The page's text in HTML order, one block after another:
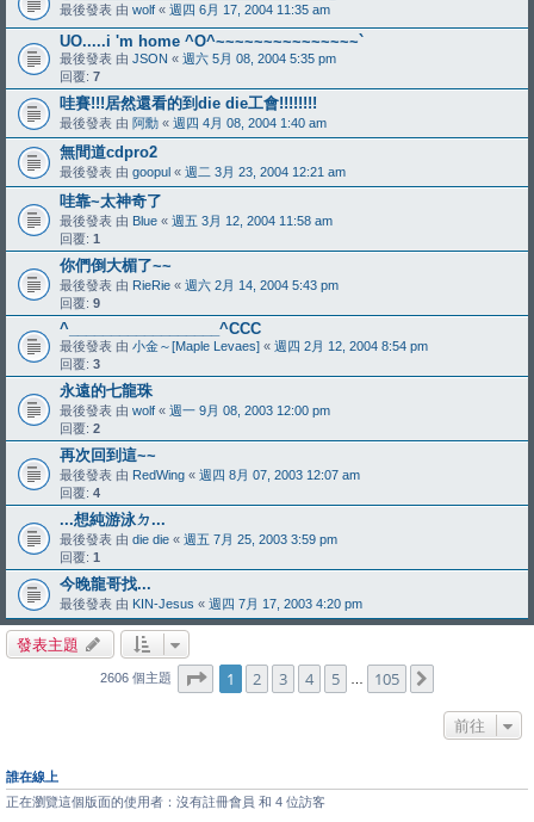
最後發表 由 wolf « 週四 6月 17, 2004 11:35 am
UO.....i 'm home ^O^~~~~~~~~~~~~~~~`
最後發表 由 JSON « 週六 5月 08, 2004 5:35 pm
回覆: 7
哇賽!!!居然還看的到die die工會!!!!!!!!
最後發表 由 阿勳 « 週四 4月 08, 2004 1:40 am
無間道cdpro2
最後發表 由 goopul « 週二 3月 23, 2004 12:21 am
哇靠~太神奇了
最後發表 由 Blue « 週五 3月 12, 2004 11:58 am
回覆: 1
你們倒大楣了~~
最後發表 由 RieRie « 週六 2月 14, 2004 5:43 pm
回覆: 9
^__________________^CCC
最後發表 由 小金～[Maple Levaes] « 週四 2月 12, 2004 8:54 pm
回覆: 3
永遠的七龍珠
最後發表 由 wolf « 週一 9月 08, 2003 12:00 pm
回覆: 2
再次回到這~~
最後發表 由 RedWing « 週四 8月 07, 2003 12:07 am
回覆: 4
...想純游泳ㄉ...
最後發表 由 die die « 週五 7月 25, 2003 3:59 pm
回覆: 1
今晚龍哥找...
最後發表 由 KIN-Jesus « 週四 7月 17, 2003 4:20 pm
發表主題
2606 個主題 1 頁 (共105頁)
1 2 3 4 5 105
前往
誰在線上
正在瀏覽這個版面的使用者：沒有註冊會員 和 4 位訪客